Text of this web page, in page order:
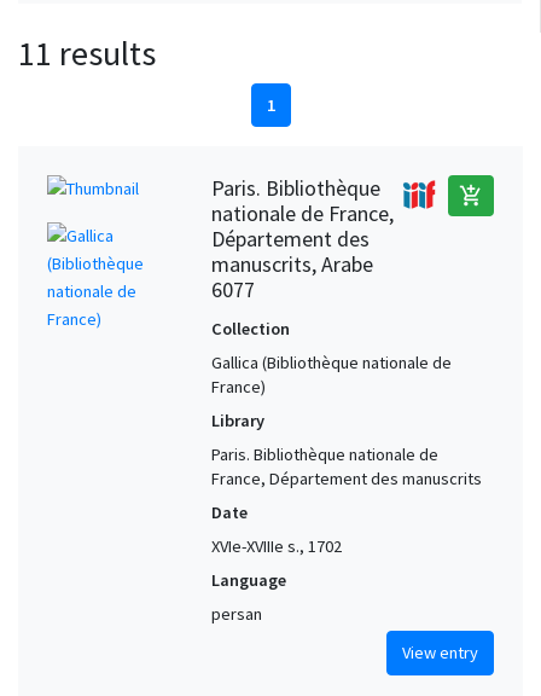
11 results
1
Paris. Bibliothèque
nationale de France,
Département des
manuscrits, Arabe
6077
add_shopping_cart
Collection
Gallica (Bibliothèque nationale de
France)
Library
Paris. Bibliothèque nationale de
France, Département des manuscrits
Date
XVIe-XVIIIe s., 1702
Language
persan
View entry